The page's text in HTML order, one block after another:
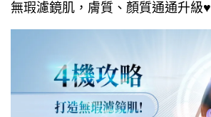
無瑕濾鏡肌，膚質、顏質通通升級♥